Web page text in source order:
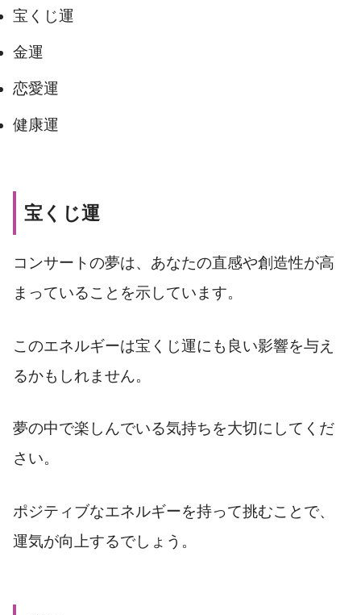
宝くじ運
金運
恋愛運
健康運
宝くじ運
コンサートの夢は、あなたの直感や創造性が高
まっていることを示しています。
このエネルギーは宝くじ運にも良い影響を与え
るかもしれません。
夢の中で楽しんでいる気持ちを大切にしてくだ
さい。
ポジティブなエネルギーを持って挑むことで、
運気が向上するでしょう。